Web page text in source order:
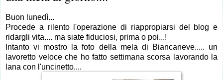
Buon lunedì...
Procede a rilento l'operazione di riappropiarsi del blog e
ridargli vita.... ma siate fiduciosi, prima o poi...!
Intanto vi mostro la foto della mela di Biancaneve..... un
lavoretto veloce che ho fatto settimana scorsa lavorando la
lana con l'uncinetto....